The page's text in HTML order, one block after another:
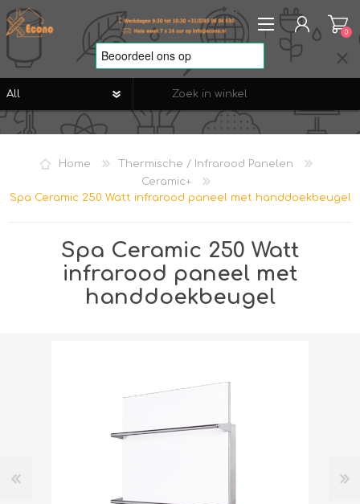
REGISTREREN
VERLANGLIJST
0
Home
Thermische / Infrarood Panelen
Ceramic+
Spa Ceramic 250 Watt infrarood paneel met handdoekbeugel
Spa Ceramic 250 Watt
infrarood paneel met
handdoekbeugel